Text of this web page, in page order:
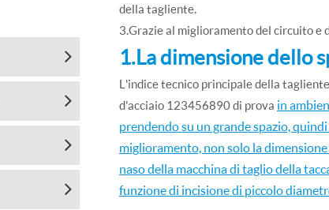
della tagliente.
3.Grazie al miglioramento del circuito e
1.La dimensione dello
L'indice tecnico principale della
d'acciaio 123456890 di prova in
prendendo su un grande spazio,
miglioramento, non solo la
naso della macchina di taglio della
funzione di incisione di piccolo